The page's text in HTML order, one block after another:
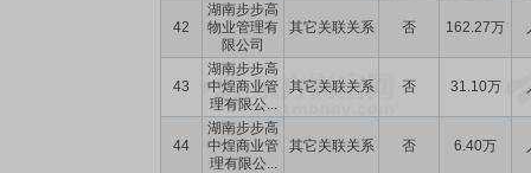
42
湖南步步高
物业管理有
限公司
其它关联关系 否 162.27万
43
湖南步步高
中煌商业管
理有限公...
其它关联关系 否 31.10万
44
湖南步步高
中煌商业管
理有限公...
其它关联关系 否 6.40万